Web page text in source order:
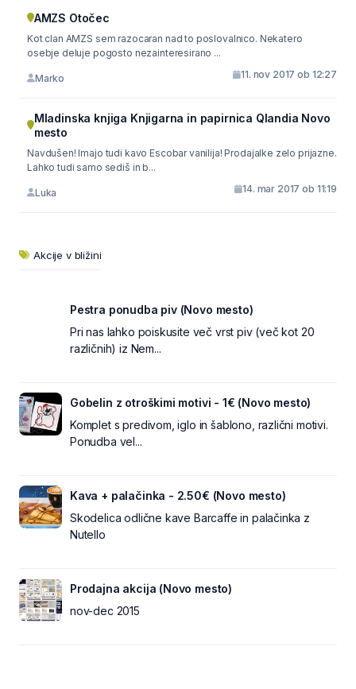
AMZS Otočec
Kot clan AMZS sem razocaran nad to poslovalnico. Nekatero
osebje deluje pogosto nezainteresirano ...
Marko 11. nov 2017 ob 12:27
Mladinska knjiga Knjigarna in papirnica Qlandia Novo
mesto
Navdušen! Imajo tudi kavo Escobar vanilija! Prodajalke zelo prijazne.
Lahko tudi samo sediš in b...
Luka 14. mar 2017 ob 11:19
Akcije v bližini
Pestra ponudba piv (Novo mesto)
Pri nas lahko poiskusite več vrst piv (več kot 20
različnih) iz Nem...
Gobelin z otroškimi motivi - 1€ (Novo mesto)
Komplet s predivom, iglo in šablono, različni motivi.
Ponudba vel...
Kava + palačinka - 2.50€ (Novo mesto)
Skodelica odlične kave Barcaffe in palačinka z
Nutello
Prodajna akcija (Novo mesto)
nov-dec 2015